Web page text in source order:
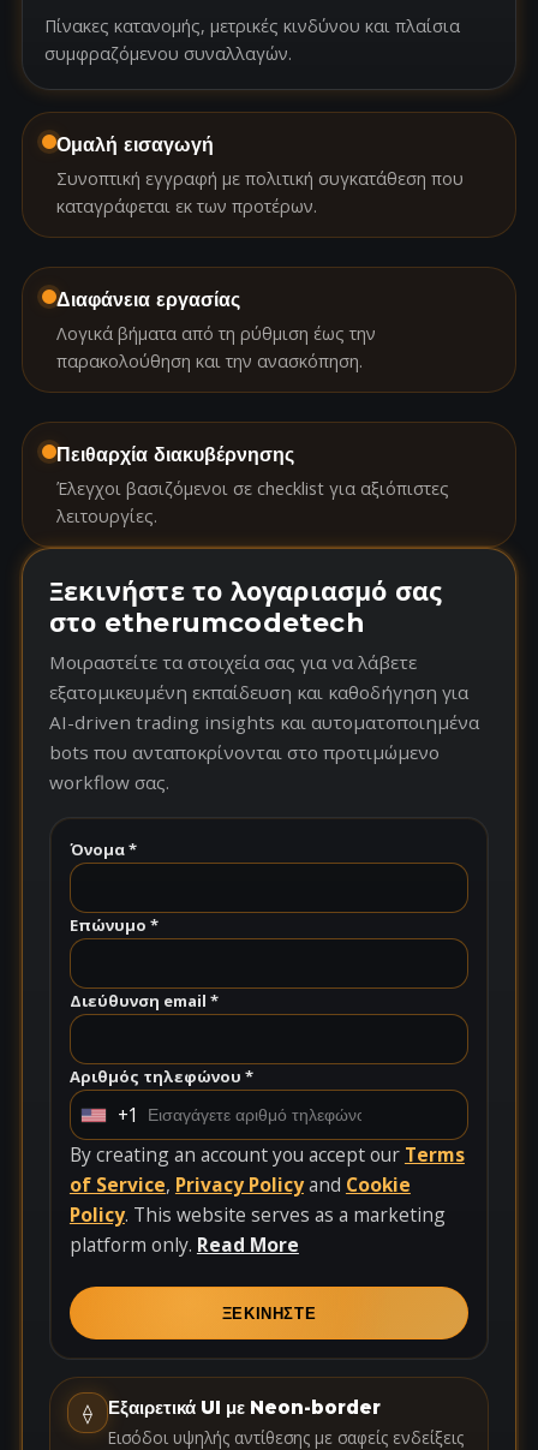
Πίνακες κατανομής, μετρικές κινδύνου και πλαίσια
συμφραζόμενου συναλλαγών.
Ομαλή εισαγωγή
Συνοπτική εγγραφή με πολιτική συγκατάθεση που
καταγράφεται εκ των προτέρων.
Διαφάνεια εργασίας
Λογικά βήματα από τη ρύθμιση έως την
παρακολούθηση και την ανασκόπηση.
Πειθαρχία διακυβέρνησης
Έλεγχοι βασιζόμενοι σε checklist για αξιόπιστες
λειτουργίες.
Ξεκινήστε το λογαριασμό σας
στο etherumcodetech
Μοιραστείτε τα στοιχεία σας για να λάβετε
εξατομικευμένη εκπαίδευση και καθοδήγηση για
AI-driven trading insights και αυτοματοποιημένα
bots που ανταποκρίνονται στο προτιμώμενο
workflow σας.
Όνομα *
Επώνυμο *
Διεύθυνση email *
Αριθμός τηλεφώνου *
U
n
i
t
e
t
a
t
e
+1
By creating an account you accept our Terms
of Service, Privacy Policyand Cookie
Policy. This website serves as a marketing
platform only. Read More
ΞΕΚΙΝΗΣΤΕ
⟠
Εξαιρετικά UI με Neon-border
Εισόδοι υψηλής αντίθεσης με σαφείς ενδείξεις